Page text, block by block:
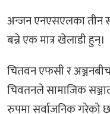
अन्जन एनएसएलका तीन
बन्ने एक मात्र खेलाडी हुन्।
चितवन एफसी र
चिवतनले सामाजिक
रुपमा सर्वाजनिक गरेको